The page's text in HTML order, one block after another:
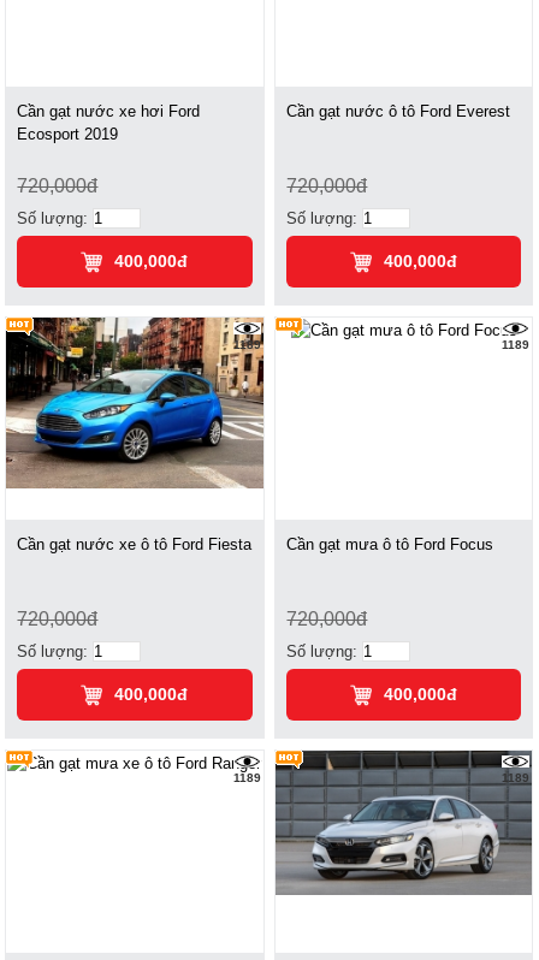
Cần gạt nước xe hơi Ford
Ecosport 2019
720,000đ
Số lượng:
400,000đ
Cần gạt nước ô tô Ford Everest
720,000đ
Số lượng:
400,000đ
1189
Cần gạt nước xe ô tô Ford Fiesta
720,000đ
Số lượng:
400,000đ
1189
Cần gạt mưa ô tô Ford Focus
720,000đ
Số lượng:
400,000đ
1189 1189